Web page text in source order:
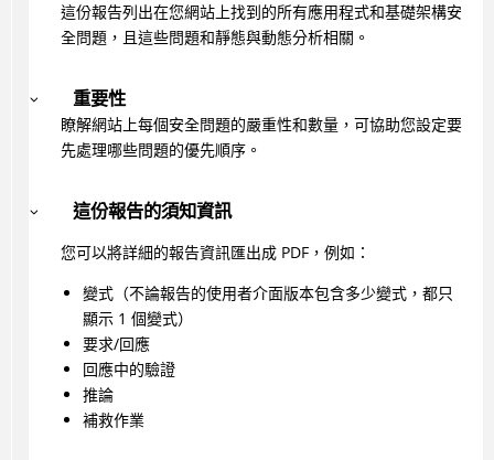
這份報告列出在您網站上找到的所有應用程式和基礎架構安
全問題，且這些問題和靜態與動態分析相關。
重要性
瞭解網站上每個安全問題的嚴重性和數量，可協助您設定要
先處理哪些問題的優先順序。
這份報告的須知資訊
您可以將詳細的報告資訊匯出成 PDF，例如：
變式（不論報告的使用者介面版本包含多少變式，都只
顯示 1 個變式）
要求/回應
回應中的驗證
推論
補救作業